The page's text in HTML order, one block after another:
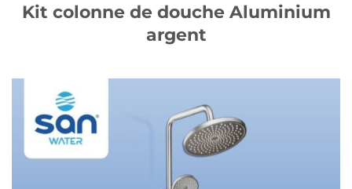
Kit colonne de douche Aluminium
argent